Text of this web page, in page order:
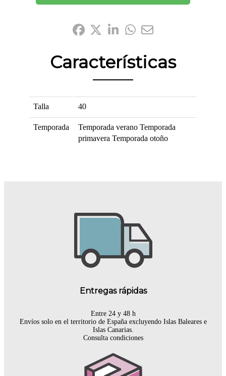
Características
Talla 40
Temporada Temporada verano Temporada
primavera Temporada otoño
Entregas rápidas
Entre 24 y 48 h
Envíos solo en el territorio de España excluyendo Islas Baleares e
Islas Canarias.
Consulta condiciones